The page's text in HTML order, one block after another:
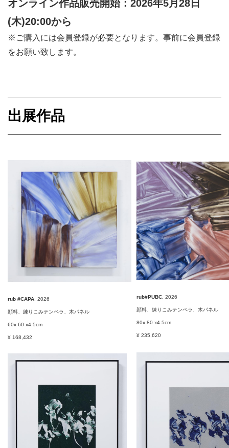
オンライン作品販売開始：2026年5月28日
(木)20:00から
※ご購入には会員登録が必要となります。事前に会員登録
をお願い致します。
出展作品
rub #CAPA , 2026
顔料、練りこみテンペラ、木パネル
60x 60 x4.5cm
¥ 168,432
rub#PUBC , 2026
顔料、練りこみテンペラ、木パネル
80x 80 x4.5cm
¥ 235,620